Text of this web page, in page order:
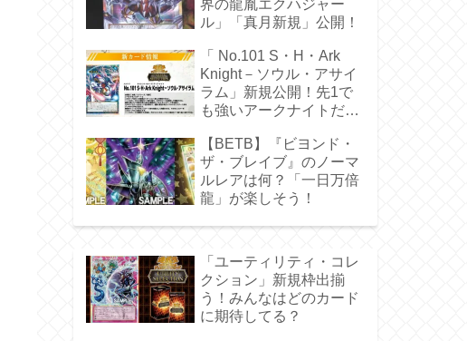
界の龍胤エクハジャー
ル」「真月新規」公開！
「 No.101 S・H・Ark
Knight－ソウル・アサイ
ラム」新規公開！先1で
も強いアークナイトだ
【BETB】『ビヨンド・
ザ・ブレイブ』のノーマ
ルレアは何？「一日万倍
龍」が楽しそう！
「ユーティリティ・コレ
クション」新規枠出揃
う！みんなはどのカード
に期待してる？